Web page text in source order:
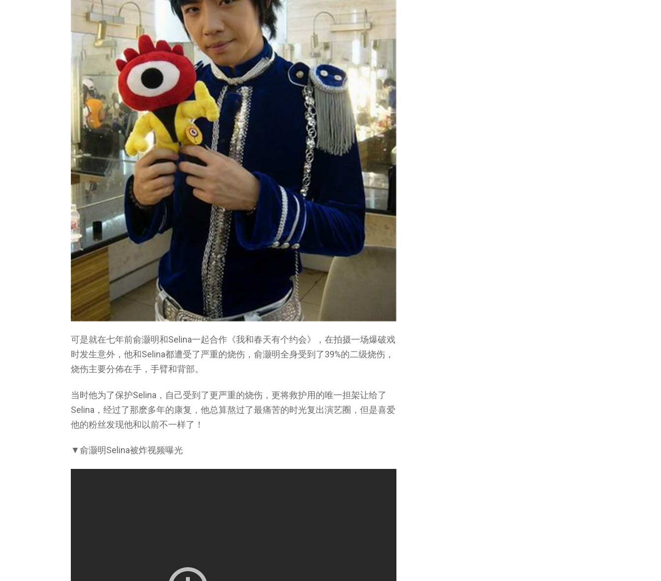
可是就在七年前俞灏明和Selina一起合作《我和春天有个约会》，在拍摄一场爆破戏
时发生意外，他和Selina都遭受了严重的烧伤，俞灏明全身受到了39%的二级烧伤，
烧伤主要分佈在手，手臂和背部。
当时他为了保护Selina，自己受到了更严重的烧伤，更将救护用的唯一担架让给了
Selina，经过了那麽多年的康复，他总算熬过了最痛苦的时光复出演艺圈，但是喜爱
他的粉丝发现他和以前不一样了！
▼俞灏明Selina被炸视频曝光